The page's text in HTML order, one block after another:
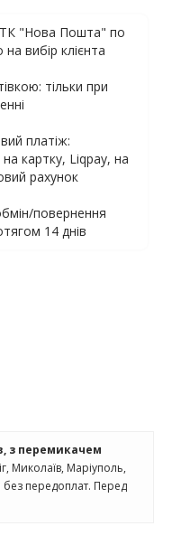
"Нова Пошта" по
на вибір клієнта
тільки при
платіж:
картку, Liqpay, на
рахунок
повернення
14 днів
з перемикачем
Миколаїв, Маріуполь,
без передоплат. Перед